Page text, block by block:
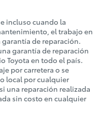
incluso cuando la
el trabajo en
de reparación.
garantía de reparación
Toyota en todo el país.
por carretera o se
local por cualquier
una reparación realizada
sin costo en cualquier